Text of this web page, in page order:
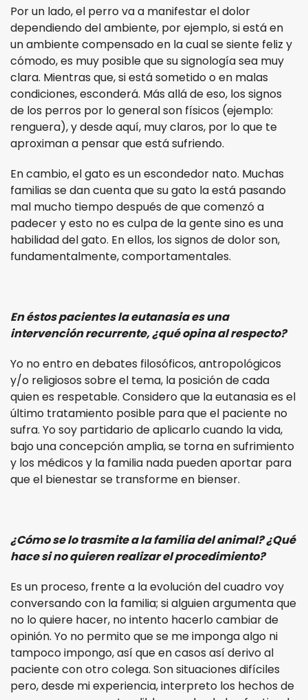
Por un lado, el perro va a manifestar el dolor
dependiendo del ambiente, por ejemplo, si está en
un ambiente compensado en la cual se siente feliz y
cómodo, es muy posible que su signología sea muy
clara. Mientras que, si está sometido o en malas
condiciones, esconderá. Más allá de eso, los signos
de los perros por lo general son físicos (ejemplo:
renguera), y desde aquí, muy claros, por lo que te
aproximan a pensar que está sufriendo.
En cambio, el gato es un escondedor nato. Muchas
familias se dan cuenta que su gato la está pasando
mal mucho tiempo después de que comenzó a
padecer y esto no es culpa de la gente sino es una
habilidad del gato. En ellos, los signos de dolor son,
fundamentalmente, comportamentales.
En éstos pacientes la eutanasia es una
intervención recurrente, ¿qué opina al respecto?
Yo no entro en debates filosóficos, antropológicos
y/o religiosos sobre el tema, la posición de cada
quien es respetable. Considero que la eutanasia es el
último tratamiento posible para que el paciente no
sufra. Yo soy partidario de aplicarlo cuando la vida,
bajo una concepción amplia, se torna en sufrimiento
y los médicos y la familia nada pueden aportar para
que el bienestar se transforme en bienser.
¿Cómo se lo trasmite a la familia del animal? ¿Qué
hace si no quieren realizar el procedimiento?
Es un proceso, frente a la evolución del cuadro voy
conversando con la familia; si alguien argumenta que
no lo quiere hacer, no intento hacerlo cambiar de
opinión. Yo no permito que se me imponga algo ni
tampoco impongo, así que en casos así derivo al
paciente con otro colega. Son situaciones difíciles
pero, desde mi experiencia, interpreto los hechos de